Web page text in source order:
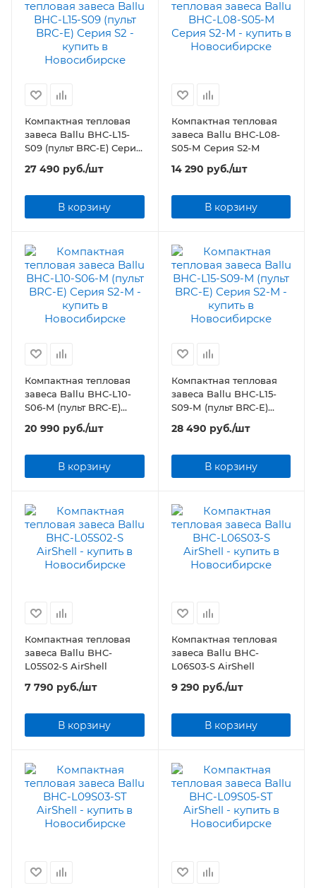
Компактная тепловая
завеса Ballu BHC-L15-
S09 (пульт BRC-E) Серия
27 490 руб./шт
В корзину
Компактная тепловая
завеса Ballu BHC-L08-
S05-М Серия S2-М
14 290 руб./шт
В корзину
Компактная тепловая
завеса Ballu BHC-L10-
S06-M (пульт BRC-E)
20 990 руб./шт
В корзину
Компактная тепловая
завеса Ballu BHC-L15-
S09-М (пульт BRC-E)
28 490 руб./шт
В корзину
Компактная тепловая
завеса Ballu BHC-
L05S02-S AirShell
7 790 руб./шт
В корзину
Компактная тепловая
завеса Ballu BHC-
L06S03-S AirShell
9 290 руб./шт
В корзину